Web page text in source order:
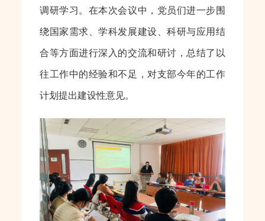
调研学习。在本次会议中，党员们进一步围
绕国家需求、学科发展建设、科研与应用结
合等方面进行深入的交流和研讨，总结了以
往工作中的经验和不足，对支部今年的工作
计划提出建设性意见。